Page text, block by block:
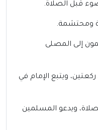
إلى المصلى
ويتبع الإمام في
ويدعو المسلمين